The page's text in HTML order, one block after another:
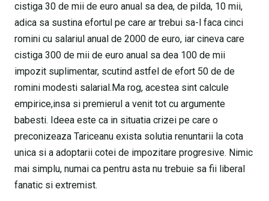
cistiga 30 de mii de euro anual sa dea, de pilda, 10 mii,
adica sa sustina efortul pe care ar trebui sa-l faca cinci
romini cu salariul anual de 2000 de euro, iar cineva care
cistiga 300 de mii de euro anual sa dea 100 de mii
impozit suplimentar, scutind astfel de efort 50 de de
romini modesti salarial.Ma rog, acestea sint calcule
empirice,insa si premierul a venit tot cu argumente
babesti. Ideea este ca in situatia crizei pe care o
preconizeaza Tariceanu exista solutia renuntarii la cota
unica si a adoptarii cotei de impozitare progresive. Nimic
mai simplu, numai ca pentru asta nu trebuie sa fii liberal
fanatic si extremist.